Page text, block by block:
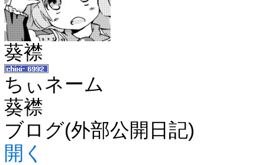
葵襟
ちぃネーム
葵襟
ブログ(外部公開日記)
開く